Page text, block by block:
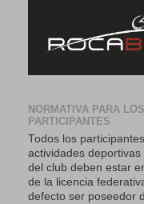
NORMATIVA PARA LOS
PARTICIPANTES
Todos los
actividades deportivas
del club deben estar
de la licencia
defecto ser poseedor